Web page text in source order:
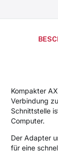
Kompakter
Verbindung
Schnittstelle
Computer.
Der Adapter
für eine